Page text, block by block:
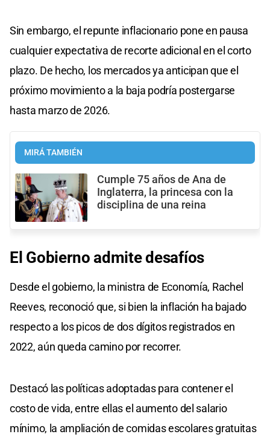
Sin embargo, el repunte inflacionario pone en pausa
cualquier expectativa de recorte adicional en el corto
plazo. De hecho, los mercados ya anticipan que el
próximo movimiento a la baja podría postergarse
hasta marzo de 2026.
MIRÁ TAMBIÉN
Cumple 75 años de Ana de
Inglaterra, la princesa con la
disciplina de una reina
El Gobierno admite desafíos
Desde el gobierno, la ministra de Economía, Rachel
Reeves, reconoció que, si bien la inflación ha bajado
respecto a los picos de dos dígitos registrados en
2022, aún queda camino por recorrer.
Destacó las políticas adoptadas para contener el
costo de vida, entre ellas el aumento del salario
mínimo, la ampliación de comidas escolares gratuitas